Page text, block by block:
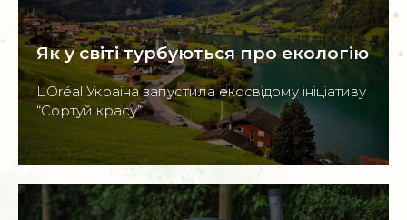
Як у світі турбуються про екологію
L’Oréal Україна запустила екосвідому ініціативу
“Сортуй красу”